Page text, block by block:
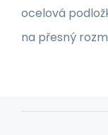
ocelová
na přesný